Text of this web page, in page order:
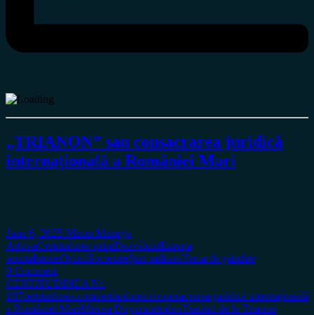
„TRIANON” sau consacrarea juridică
internațională a României Mari
June 6, 2025 Miron Manega
ArhivaCertitudinea printDezvăluiriEuropa
nostraIstorieOpiniiSocietateȘtiri militareTema de gândire
0 Comment
CERTITUDINEA Nr.
187certitudinea.comcertitudinea.roconsacrarea juridică internațională
a României MariMircea DogaruortodoxTratatul de la Trianon